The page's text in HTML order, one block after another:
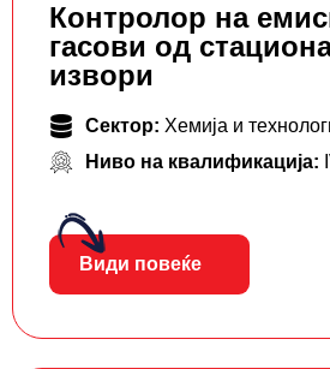
Контролор на
гасови од
извори
Сектор: Хемија и
Ниво на квалификација:
Види повеќе